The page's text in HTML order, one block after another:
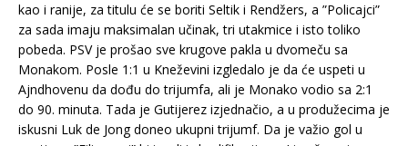
kao i ranije, za titulu će se boriti Seltik i Rendžers, a ”Policajci”
za sada imaju maksimalan učinak, tri utakmice i isto toliko
pobeda. PSV je prošao sve krugove pakla u dvomeču sa
Monakom. Posle 1:1 u Kneževini izgledalo je da će uspeti u
Ajndhovenu da dođu do trijumfa, ali je Monako vodio sa 2:1
do 90. minuta. Tada je Gutijerez izjednačio, a u produžecima je
iskusni Luk de Jong doneo ukupni trijumf. Da je važio gol u